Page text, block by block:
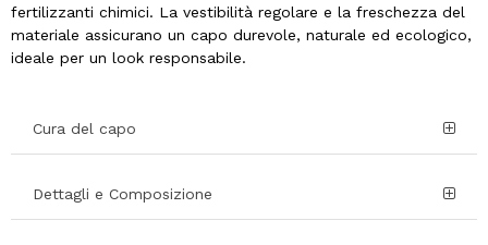
fertilizzanti chimici. La vestibilità regolare e la freschezza del
materiale assicurano un capo durevole, naturale ed ecologico,
ideale per un look responsabile.
Cura del capo
Dettagli e Composizione